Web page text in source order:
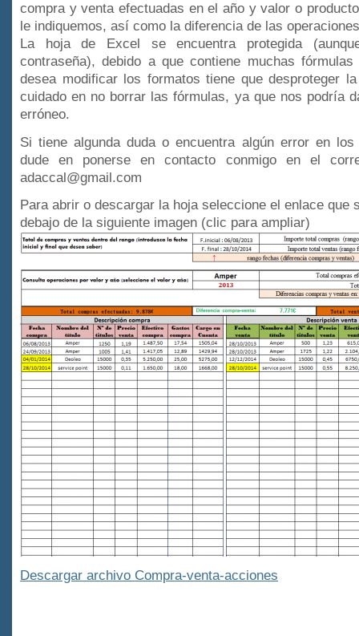
compra y venta efectuadas en el año y valor o
le indiquemos, así como la diferencia de las
La hoja de Excel se encuentra protegida
contraseña), debido a que contiene muchas
desea modificar los formatos tiene que desproteger
cuidado en no borrar las fórmulas, ya que nos podría
erróneo.
Si tiene algunda duda o encuentra algún error en los
dude en ponerse en contacto conmigo en el
adaccal@gmail.com
Para abrir o descargar la hoja seleccione el enlace que
debajo de la siguiente imagen (clic para ampliar)
Descargar archivo Compra-venta-acciones